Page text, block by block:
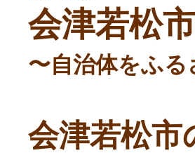
会津若松
〜自治体をふ
会津若松市